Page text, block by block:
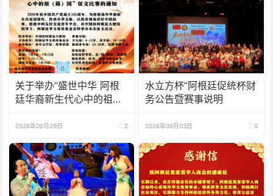
关于举办“盛世中华 阿根
廷华裔新生代心中的祖
2026年06月29日 2
水立方杯”阿根廷促统杯财
务公告暨赛事说明
2026年06月03日 0